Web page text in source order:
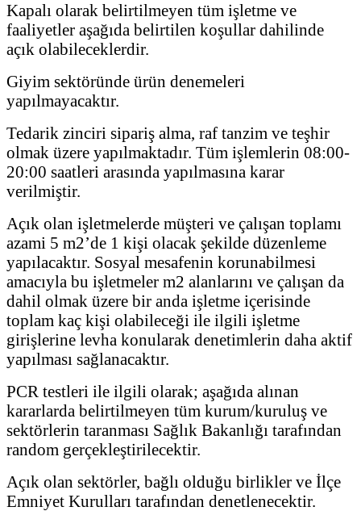
Kapalı olarak belirtilmeyen tüm işletme ve
faaliyetler aşağıda belirtilen koşullar dahilinde
açık olabileceklerdir.
Giyim sektöründe ürün denemeleri
yapılmayacaktır.
Tedarik zinciri sipariş alma, raf tanzim ve teşhir
olmak üzere yapılmaktadır. Tüm işlemlerin 08:00-
20:00 saatleri arasında yapılmasına karar
verilmiştir.
Açık olan işletmelerde müşteri ve çalışan toplamı
azami 5 m2’de 1 kişi olacak şekilde düzenleme
yapılacaktır. Sosyal mesafenin korunabilmesi
amacıyla bu işletmeler m2 alanlarını ve çalışan da
dahil olmak üzere bir anda işletme içerisinde
toplam kaç kişi olabileceği ile ilgili işletme
girişlerine levha konularak denetimlerin daha aktif
yapılması sağlanacaktır.
PCR testleri ile ilgili olarak; aşağıda alınan
kararlarda belirtilmeyen tüm kurum/kuruluş ve
sektörlerin taranması Sağlık Bakanlığı tarafından
random gerçekleştirilecektir.
Açık olan sektörler, bağlı olduğu birlikler ve İlçe
Emniyet Kurulları tarafından denetlenecektir.